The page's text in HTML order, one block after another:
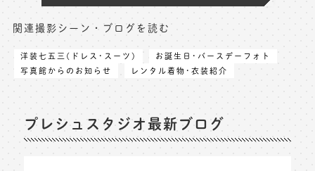
関連撮影シーン・ブログを読む
洋装七五三(ドレス･スーツ)
お誕生日･バースデーフォト
写真館からのお知らせ
レンタル着物･衣装紹介
プレシュスタジオ最新ブログ